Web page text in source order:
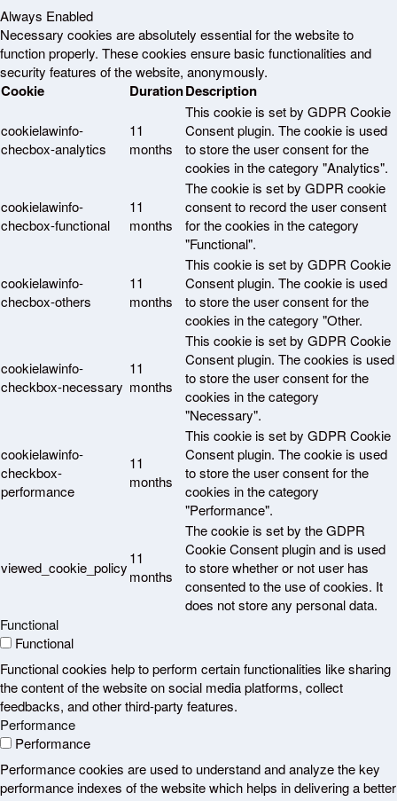
Always Enabled
Necessary cookies are absolutely essential for the website to
function properly. These cookies ensure basic functionalities and
security features of the website, anonymously.
Cookie DurationDescription
cookielawinfo-
checbox-analytics
11
months
This cookie is set by GDPR Cookie
Consent plugin. The cookie is used
to store the user consent for the
cookies in the category "Analytics".
cookielawinfo-
checbox-functional
11
months
The cookie is set by GDPR cookie
consent to record the user consent
for the cookies in the category
"Functional".
cookielawinfo-
checbox-others
11
months
This cookie is set by GDPR Cookie
Consent plugin. The cookie is used
to store the user consent for the
cookies in the category "Other.
cookielawinfo-
checkbox-necessary
11
months
This cookie is set by GDPR Cookie
Consent plugin. The cookies is used
to store the user consent for the
cookies in the category
"Necessary".
cookielawinfo-
checkbox-
performance
11
months
This cookie is set by GDPR Cookie
Consent plugin. The cookie is used
to store the user consent for the
cookies in the category
"Performance".
viewed_cookie_policy
11
months
The cookie is set by the GDPR
Cookie Consent plugin and is used
to store whether or not user has
consented to the use of cookies. It
does not store any personal data.
Functional
Functional
Functional cookies help to perform certain functionalities like sharing
the content of the website on social media platforms, collect
feedbacks, and other third-party features.
Performance
Performance
Performance cookies are used to understand and analyze the key
performance indexes of the website which helps in delivering a better